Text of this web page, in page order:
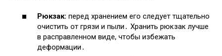
Рюкзак: перед хранением его следует тщательно
очистить от грязи и пыли․ Хранить рюкзак лучше
в расправленном виде, чтобы избежать
деформации․